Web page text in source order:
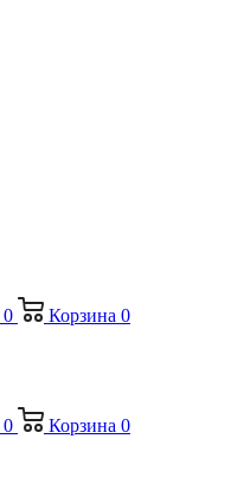
0 Корзина 0
0 Корзина 0